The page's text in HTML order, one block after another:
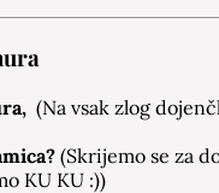
(Na vsak zlog
(Skrijemo se za
KU KU :))